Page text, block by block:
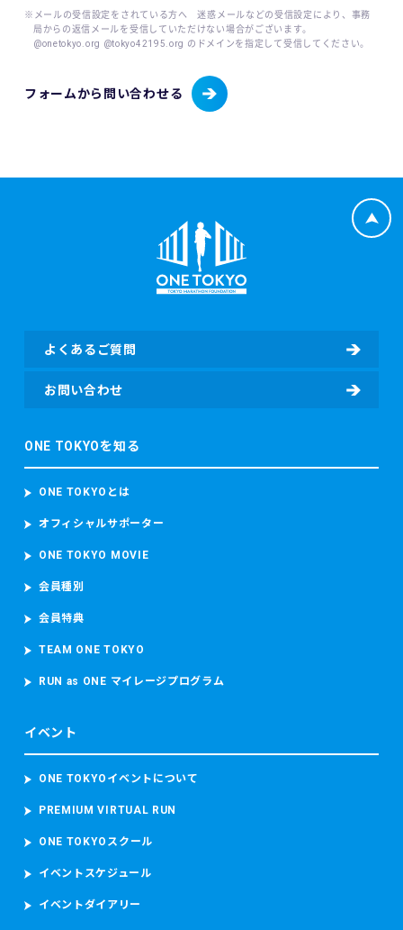
フォームから問い合わせる
※メールの受信設定をされている方へ 迷惑メールなどの受信設定により、事務
局からの返信メールを受信していただけない場合がございます。
@onetokyo.org @tokyo42195.org のドメインを指定して受信してください。
よくあるご質問
お問い合わせ
ONE TOKYOを知る
ONE TOKYOとは
オフィシャルサポーター
ONE TOKYO MOVIE
会員種別
会員特典
TEAM ONE TOKYO
RUN as ONE マイレージプログラム
イベント
ONE TOKYOイベントについて
PREMIUM VIRTUAL RUN
ONE TOKYOスクール
イベントスケジュール
イベントダイアリー